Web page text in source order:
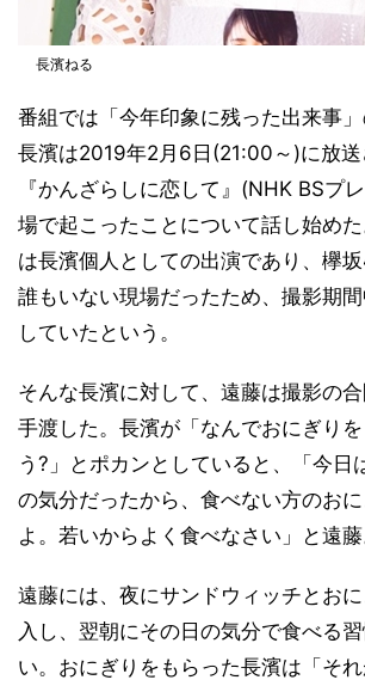
長濱ねる
番組では「今年印象に残った出来事」
長濱は2019年2月6日(21:00～)に放送
『かんざらしに恋して』(NHK BSプ
場で起こったことについて話し始め
は長濱個人としての出演であり、欅
誰もいない現場だったため、撮影期
していたという。
そんな長濱に対して、遠藤は撮影の
手渡した。長濱が「なんでおにぎり
う?」とポカンとしていると、「今日
の気分だったから、食べない方のお
よ。若いからよく食べなさい」と遠藤
遠藤には、夜にサンドウィッチとお
入し、翌朝にその日の気分で食べる
い。おにぎりをもらった長濱は「そ